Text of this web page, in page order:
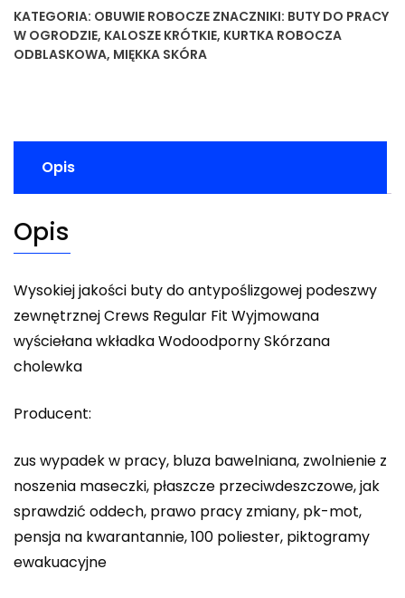
KATEGORIA: OBUWIE ROBOCZE ZNACZNIKI: BUTY DO PRACY
W OGRODZIE, KALOSZE KRÓTKIE, KURTKA ROBOCZA
ODBLASKOWA, MIĘKKA SKÓRA
Opis
Opis
Wysokiej jakości buty do antypoślizgowej podeszwy
zewnętrznej Crews Regular Fit Wyjmowana
wyściełana wkładka Wodoodporny Skórzana
cholewka
Producent:
zus wypadek w pracy, bluza bawelniana, zwolnienie z
noszenia maseczki, płaszcze przeciwdeszczowe, jak
sprawdzić oddech, prawo pracy zmiany, pk-mot,
pensja na kwarantannie, 100 poliester, piktogramy
ewakuacyjne